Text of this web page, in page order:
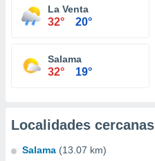
La Venta
32° 20°
Salama
32° 19°
Localidades cercanas
Salama (13.07 km)